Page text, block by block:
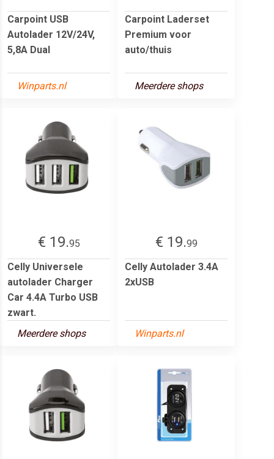
Carpoint USB
Autolader 12V/24V,
5,8A Dual
Winparts.nl
Carpoint Laderset
Premium voor
auto/thuis
Meerdere shops
€ 19.95
Celly Universele
autolader Charger
Car 4.4A Turbo USB
zwart.
Meerdere shops
€ 19.99
Celly Autolader 3.4A
2xUSB
Winparts.nl